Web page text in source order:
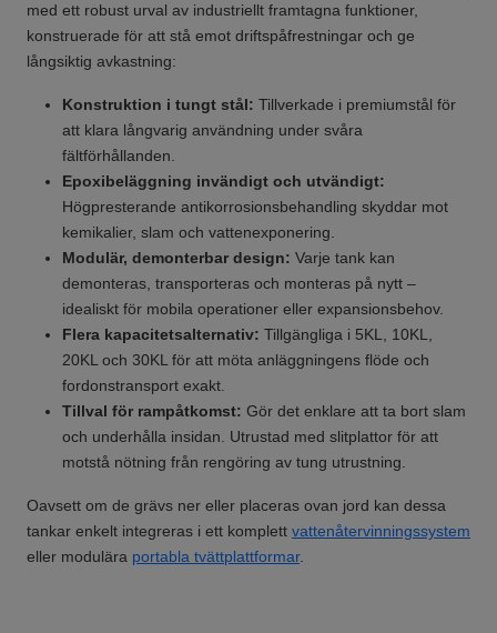
med ett robust urval av industriellt framtagna funktioner,
konstruerade för att stå emot driftspåfrestningar och ge
långsiktig avkastning:
Konstruktion i tungt stål: Tillverkade i premiumstål för
att klara långvarig användning under svåra
fältförhållanden.
Epoxibeläggning invändigt och utvändigt:
Högpresterande antikorrosionsbehandling skyddar mot
kemikalier, slam och vattenexponering.
Modulär, demonterbar design: Varje tank kan
demonteras, transporteras och monteras på nytt –
idealiskt för mobila operationer eller expansionsbehov.
Flera kapacitetsalternativ: Tillgängliga i 5KL, 10KL,
20KL och 30KL för att möta anläggningens flöde och
fordonstransport exakt.
Tillval för rampåtkomst: Gör det enklare att ta bort slam
och underhålla insidan. Utrustad med slitplattor för att
motstå nötning från rengöring av tung utrustning.
Oavsett om de grävs ner eller placeras ovan jord kan dessa
tankar enkelt integreras i ett komplett vattenåtervinningssystem
eller modulära portabla tvättplattformar.